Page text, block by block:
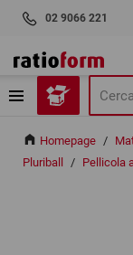
02 9066 221
Homepage /
Pluriball
/ Pellicola